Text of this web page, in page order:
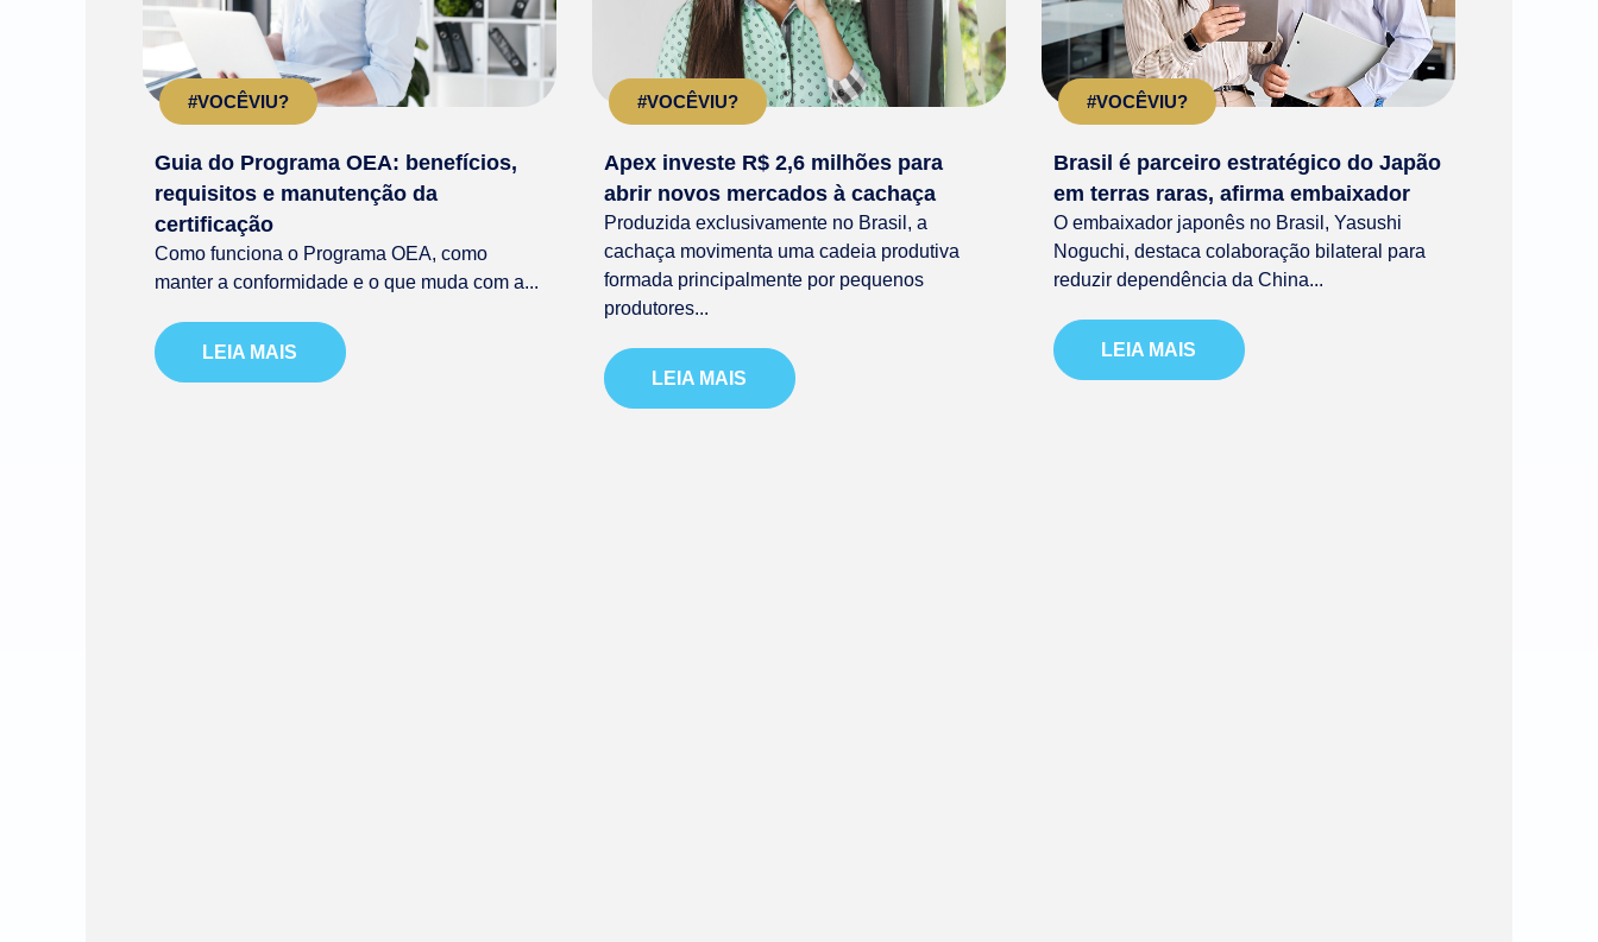
#VOCÊVIU?
Guia do Programa OEA: benefícios,
requisitos e manutenção da
certificação
Como funciona o Programa OEA, como
manter a conformidade e o que muda com a...
LEIA MAIS
#VOCÊVIU?
Apex investe R$ 2,6 milhões para
abrir novos mercados à cachaça
Produzida exclusivamente no Brasil, a
cachaça movimenta uma cadeia produtiva
formada principalmente por pequenos
produtores...
LEIA MAIS
#VOCÊVIU?
Brasil é parceiro estratégico do Japão
em terras raras, afirma embaixador
O embaixador japonês no Brasil, Yasushi
Noguchi, destaca colaboração bilateral para
reduzir dependência da China...
LEIA MAIS